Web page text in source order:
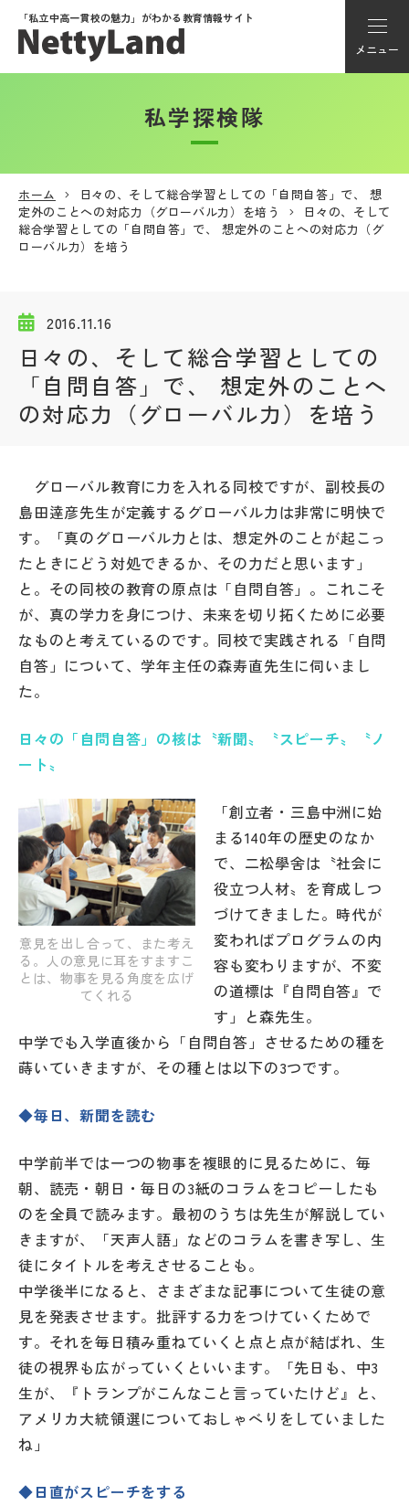
「私立中高一貫校の魅力」がわかる教育情報サイト
メニュー
アカウント登録
メニュー
学校動画
私学探検隊
説明会・イベント情報
よみもの
学校からのお知らせ
学校HP最新情報
その他
お問い合わせ
個人情報保護方針
サイトマップ
運営会社
私学探検隊
ホーム
日々の、そして総合学習としての「自問自答」で、 想
定外のことへの対応力（グローバル力）を培う
日々の、そして
総合学習としての「自問自答」で、 想定外のことへの対応力（グ
ローバル力）を培う
2016.11.16
日々の、そして総合学習としての
「自問自答」で、 想定外のことへ
の対応力（グローバル力）を培う
グローバル教育に力を入れる同校ですが、副校長の
島田逹彦先生が定義するグローバル力は非常に明快で
す。「真のグローバル力とは、想定外のことが起こっ
たときにどう対処できるか、その力だと思います」
と。その同校の教育の原点は「自問自答」。これこそ
が、真の学力を身につけ、未来を切り拓くために必要
なものと考えているのです。同校で実践される「自問
自答」について、学年主任の森寿直先生に伺いまし
た。
日々の「自問自答」の核は〝新聞〟〝スピーチ〟〝ノ
ート〟
意見を出し合って、また考え
る。人の意見に耳をすますこ
とは、物事を見る角度を広げ
てくれる
「創立者・三島中洲に始
まる140年の歴史のなか
で、二松學舍は〝社会に
役立つ人材〟を育成しつ
づけてきました。時代が
変わればプログラムの内
容も変わりますが、不変
の道標は『自問自答』で
す」と森先生。
中学でも入学直後から「自問自答」させるための種を
蒔いていきますが、その種とは以下の3つです。
◆毎日、新聞を読む
中学前半では一つの物事を複眼的に見るために、毎
朝、読売・朝日・毎日の3紙のコラムをコピーしたも
のを全員で読みます。最初のうちは先生が解説してい
きますが、「天声人語」などのコラムを書き写し、生
徒にタイトルを考えさせることも。
中学後半になると、さまざまな記事について生徒の意
見を発表させます。批評する力をつけていくためで
す。それを毎日積み重ねていくと点と点が結ばれ、生
徒の視界も広がっていくといいます。「先日も、中3
生が、『トランプがこんなこと言っていたけど』と、
アメリカ大統領選についておしゃべりをしていました
ね」
◆日直がスピーチをする